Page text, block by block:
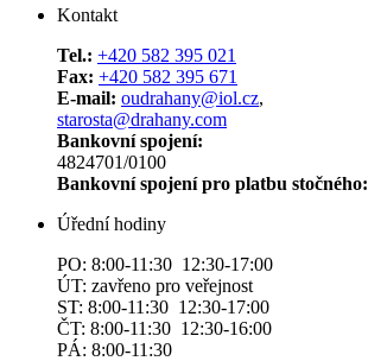
Kontakt
Tel.: +420 582 395 021
Fax: +420 582 395 671
E-mail: oudrahany@iol.cz,
starosta@drahany.com
Bankovní spojení:
4824701/0100
Bankovní spojení pro platbu stočného:
Úřední hodiny
PO: 8:00-11:30 12:30-17:00
ÚT: zavřeno pro veřejnost
ST: 8:00-11:30 12:30-17:00
ČT: 8:00-11:30 12:30-16:00
PÁ: 8:00-11:30